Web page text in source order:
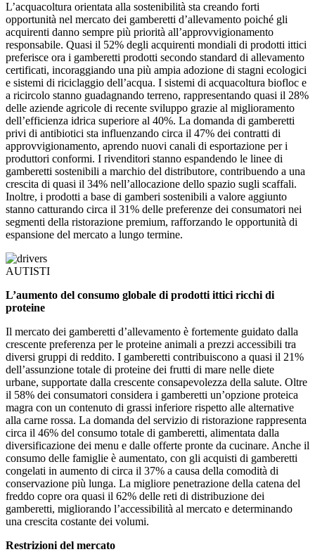
L’acquacoltura orientata alla sostenibilità sta creando forti
opportunità nel mercato dei gamberetti d’allevamento poiché gli
acquirenti danno sempre più priorità all’approvvigionamento
responsabile. Quasi il 52% degli acquirenti mondiali di prodotti ittici
preferisce ora i gamberetti prodotti secondo standard di allevamento
certificati, incoraggiando una più ampia adozione di stagni ecologici
e sistemi di riciclaggio dell’acqua. I sistemi di acquacoltura biofloc e
a ricircolo stanno guadagnando terreno, rappresentando quasi il 28%
delle aziende agricole di recente sviluppo grazie al miglioramento
dell’efficienza idrica superiore al 40%. La domanda di gamberetti
privi di antibiotici sta influenzando circa il 47% dei contratti di
approvvigionamento, aprendo nuovi canali di esportazione per i
produttori conformi. I rivenditori stanno espandendo le linee di
gamberetti sostenibili a marchio del distributore, contribuendo a una
crescita di quasi il 34% nell’allocazione dello spazio sugli scaffali.
Inoltre, i prodotti a base di gamberi sostenibili a valore aggiunto
stanno catturando circa il 31% delle preferenze dei consumatori nei
segmenti della ristorazione premium, rafforzando le opportunità di
espansione del mercato a lungo termine.
AUTISTI
L’aumento del consumo globale di prodotti ittici ricchi di
proteine
Il mercato dei gamberetti d’allevamento è fortemente guidato dalla
crescente preferenza per le proteine ​​animali a prezzi accessibili tra
diversi gruppi di reddito. I gamberetti contribuiscono a quasi il 21%
dell’assunzione totale di proteine ​​dei frutti di mare nelle diete
urbane, supportate dalla crescente consapevolezza della salute. Oltre
il 58% dei consumatori considera i gamberetti un’opzione proteica
magra con un contenuto di grassi inferiore rispetto alle alternative
alla carne rossa. La domanda del servizio di ristorazione rappresenta
circa il 46% del consumo totale di gamberetti, alimentata dalla
diversificazione dei menu e dalle offerte pronte da cucinare. Anche il
consumo delle famiglie è aumentato, con gli acquisti di gamberetti
congelati in aumento di circa il 37% a causa della comodità di
conservazione più lunga. La migliore penetrazione della catena del
freddo copre ora quasi il 62% delle reti di distribuzione dei
gamberetti, migliorando l’accessibilità al mercato e determinando
una crescita costante dei volumi.
Restrizioni del mercato